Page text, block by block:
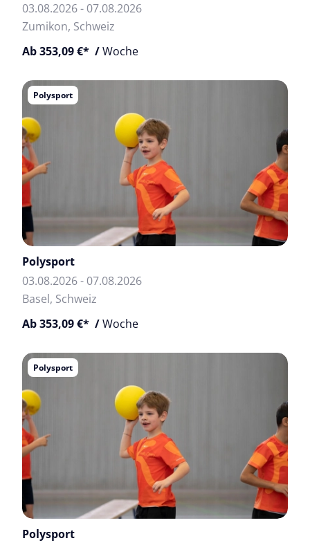
03.08.2026 - 07.08.2026
Zumikon, Schweiz
Ab 353,09 €* /Woche
Polysport
Polysport
03.08.2026 - 07.08.2026
Basel, Schweiz
Ab 353,09 €* /Woche
Polysport
Polysport